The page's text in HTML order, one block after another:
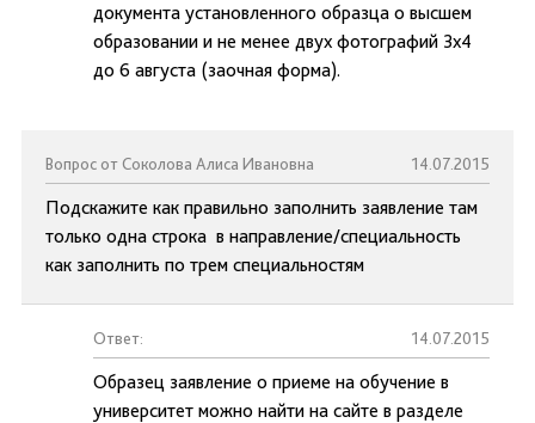
документа установленного образца о высшем
образовании и не менее двух фотографий 3х4
до 6 августа (заочная форма).
Вопрос от Соколова Алиса Ивановна 14.07.2015
Подскажите как правильно заполнить заявление там
только одна строка в направление/специальность
как заполнить по трем специальностям
Ответ: 14.07.2015
Образец заявление о приеме на обучение в
университет можно найти на сайте в разделе